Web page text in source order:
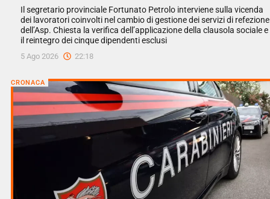
Il segretario provinciale Fortunato Petrolo interviene sulla vicenda
dei lavoratori coinvolti nel cambio di gestione dei servizi di refezione
dell’Asp. Chiesta la verifica dell’applicazione della clausola sociale e
il reintegro dei cinque dipendenti esclusi
5 Ago 2026 22:18
CRONACA